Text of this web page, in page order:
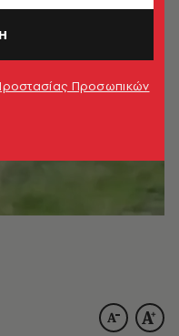
Προσωπικών